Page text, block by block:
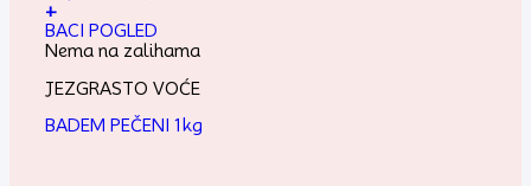
+
BACI POGLED
Nema na zalihama
JEZGRASTO VOĆE
BADEM PEČENI 1kg